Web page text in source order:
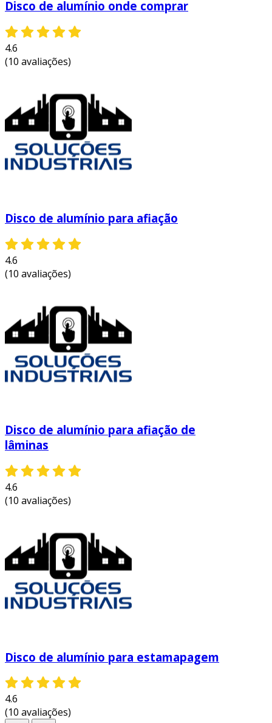
Disco de alumínio onde comprar
4.6
(10 avaliações)
Disco de alumínio para afiação
4.6
(10 avaliações)
Disco de alumínio para afiação de
lâminas
4.6
(10 avaliações)
Disco de alumínio para estamapagem
4.6
(10 avaliações)